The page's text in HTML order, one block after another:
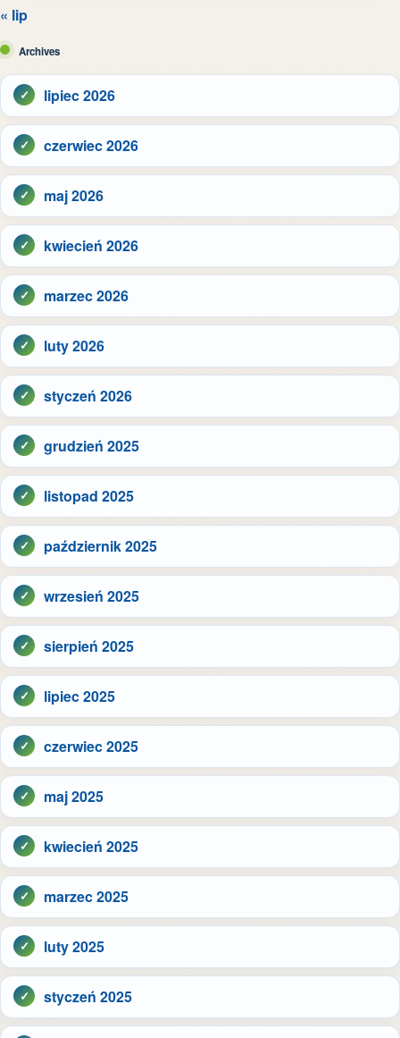
« lip
Archives
lipiec 2026
czerwiec 2026
maj 2026
kwiecień 2026
marzec 2026
luty 2026
styczeń 2026
grudzień 2025
listopad 2025
październik 2025
wrzesień 2025
sierpień 2025
lipiec 2025
czerwiec 2025
maj 2025
kwiecień 2025
marzec 2025
luty 2025
styczeń 2025